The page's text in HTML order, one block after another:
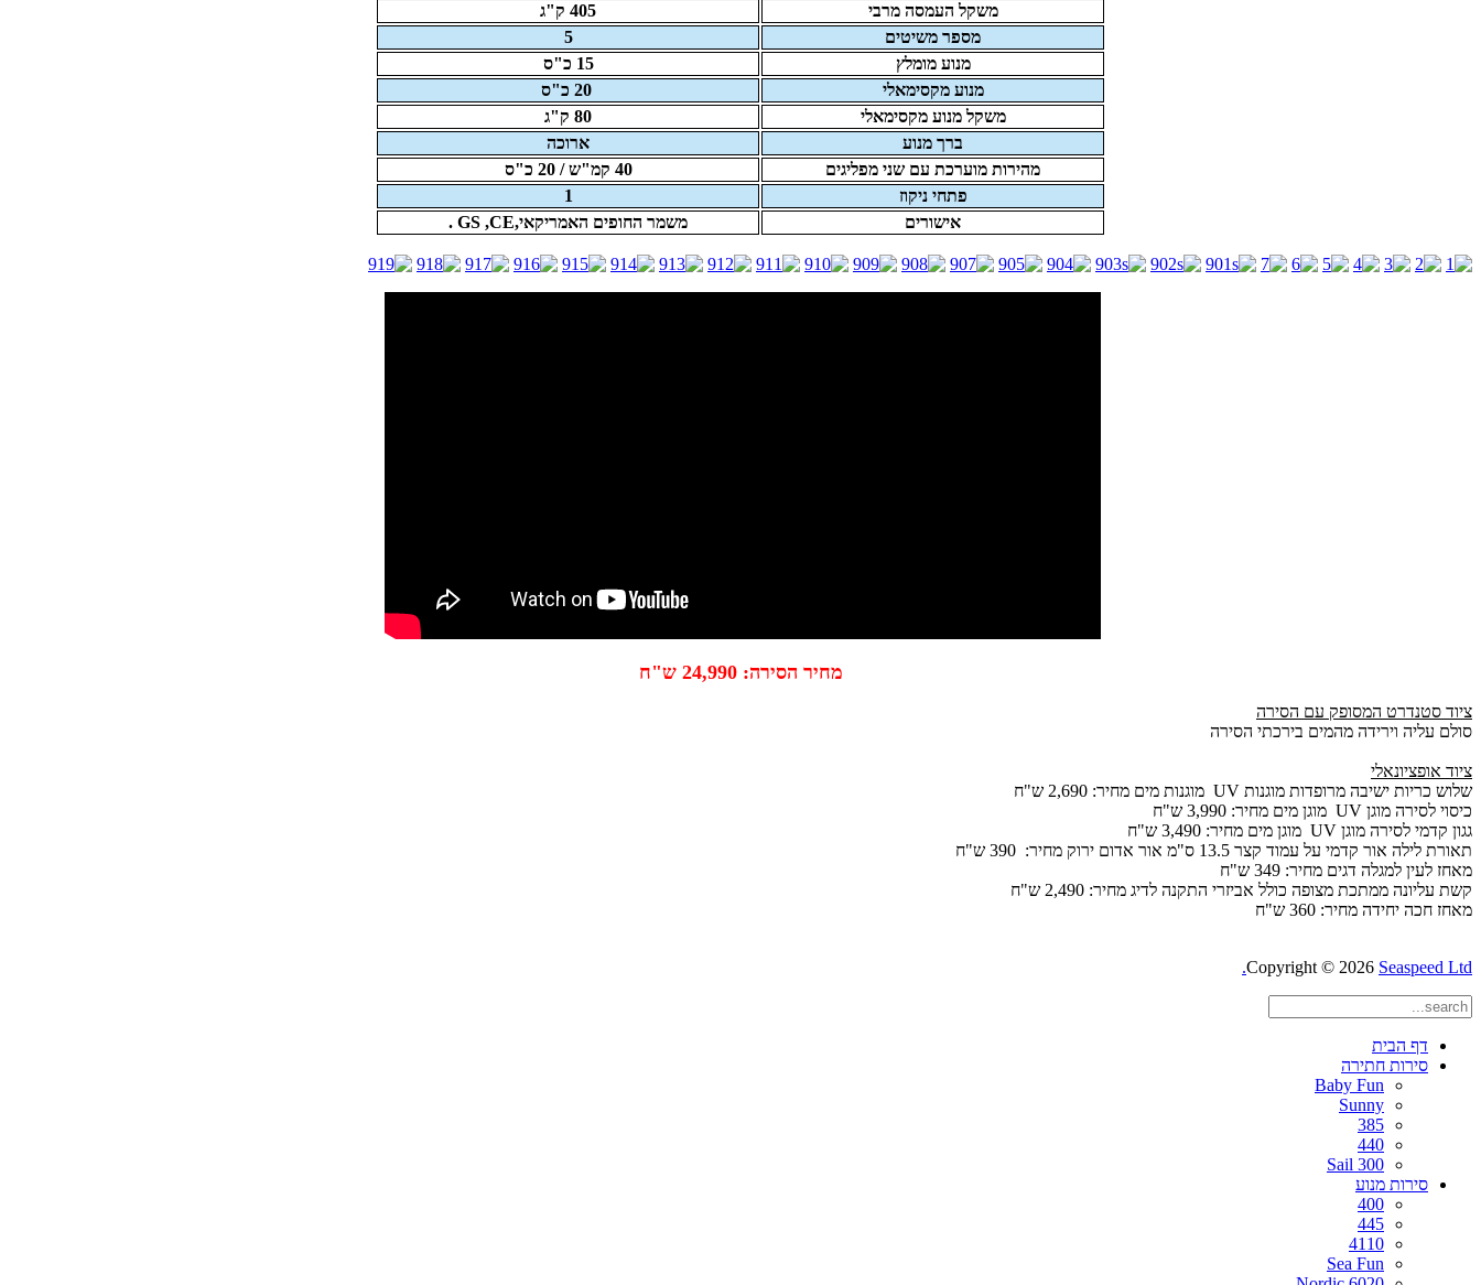
משקל העמסה מרבי
405 ק"ג
מספר משיטים
5
מנוע מומלץ
15 כ"ס
מנוע מקסימאלי
20 כ"ס
משקל מנוע מקסימאלי
80 ק"ג
ברך מנוע
ארוכה
מהירות מוערכת עם שני מפליגים
40 קמ"ש / 20 כ"ס
פתחי ניקוז
1
אישורים
משמר החופים האמריקאי,GS ,CE .
מחיר הסירה: 24,990 ש"ח
ציוד סטנדרט המסופק עם הסירה
סולם עליה וירידה מהמים בירכתי הסירה
ציוד אופציונאלי
שלוש כריות ישיבה מרופדות מוגנות UV מוגנות מים מחיר: 2,690 ש"ח
כיסוי לסירה מוגן UV מוגן מים מחיר: 3,990 ש"ח
גגון קדמי לסירה מוגן UV מוגן מים מחיר: 3,490 ש"ח
תאורת לילה אור קדמי על עמוד קצר 13.5 ס"מ אור אדום ירוק מחיר: 390 ש"ח
מאחז לעין למגלה דגים מחיר: 349 ש"ח
קשת עליונה ממתכת מצופה כולל אביזרי התקנה לדיג מחיר: 2,490 ש"ח
מאחז חכה יחידה מחיר: 360 ש"ח
Seaspeed Ltd.
דף הבית
סירות חתירה
Baby Fun
Sunny
385
440
Sail 300
סירות מנוע
400
445
4110
Sea Fun